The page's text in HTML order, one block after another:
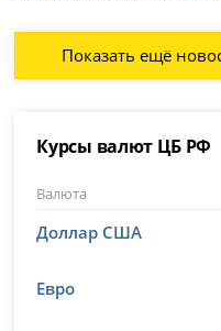
Показать ещё
Курсы валют ЦБ РФ
Валюта
Доллар США
Евро